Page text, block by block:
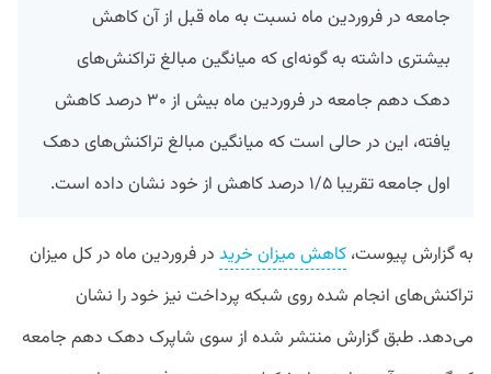
جامعه در فروردین ماه نسبت به ماه قبل از آن کاهش
بیشتری داشته به گونه‌ای که میانگین مبالغ تراکنش‌های
دهک دهم جامعه در فروردین ماه بیش از ۳۰ درصد کاهش
یافته، این در حالی است که میانگین مبالغ تراکنش‌های دهک
اول جامعه تقریبا ۱/۵ درصد کاهش از خود نشان داده است.
به گزارش پیوست، کاهش میزان خرید در فروردین ماه در کل میزان
تراکنش‌های انجام شده روی شبکه پرداخت نیز خود را نشان
می‌دهد. طبق گزارش منتشر شده از سوی شاپرک دهک دهم جامعه